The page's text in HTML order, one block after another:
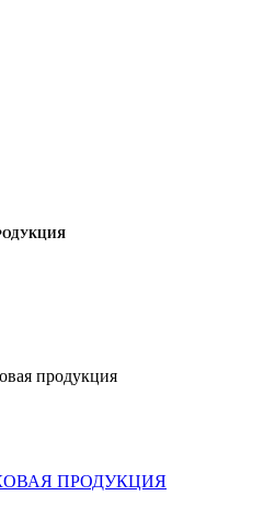
продукция
ПРОДУКЦИЯ